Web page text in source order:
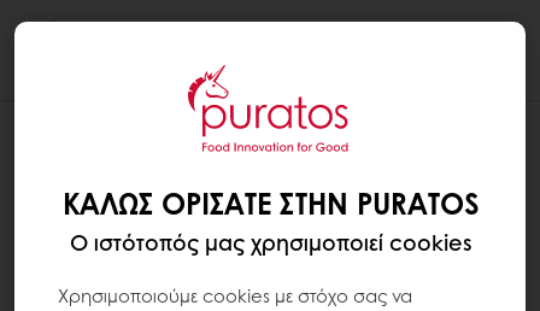
ΚΑΛΏΣ ΟΡΊΣΑΤΕ ΣΤΗΝ PURATOS
Ο ιστότοπός μας χρησιμοποιεί cookies
Χρησιμοποιούμε cookies με στόχο σας να